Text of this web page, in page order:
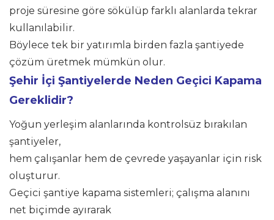
proje süresine göre sökülüp farklı alanlarda tekrar
kullanılabilir.
Böylece tek bir yatırımla birden fazla şantiyede
çözüm üretmek mümkün olur.
Şehir İçi Şantiyelerde Neden Geçici Kapama
Gereklidir?
Yoğun yerleşim alanlarında kontrolsüz bırakılan
şantiyeler,
hem çalışanlar hem de çevrede yaşayanlar için risk
oluşturur.
Geçici şantiye kapama sistemleri; çalışma alanını
net biçimde ayırarak